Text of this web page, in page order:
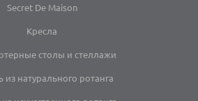
Secret De Maison
Кресла
столы и стеллажи
из натурального ротанга